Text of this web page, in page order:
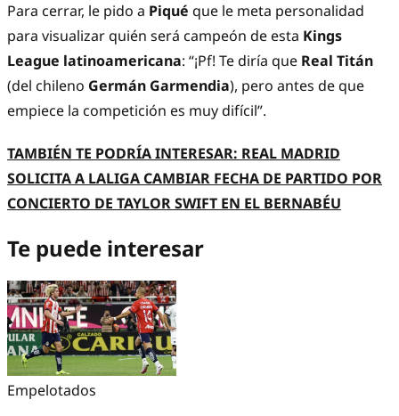
Para cerrar, le pido a Piqué que le meta personalidad
para visualizar quién será campeón de esta Kings
League latinoamericana: “¡Pf! Te diría que Real Titán
(del chileno Germán Garmendia), pero antes de que
empiece la competición es muy difícil”.
TAMBIÉN TE PODRÍA INTERESAR: REAL MADRID
SOLICITA A LALIGA CAMBIAR FECHA DE PARTIDO POR
CONCIERTO DE TAYLOR SWIFT EN EL BERNABÉU
Te puede interesar
Empelotados